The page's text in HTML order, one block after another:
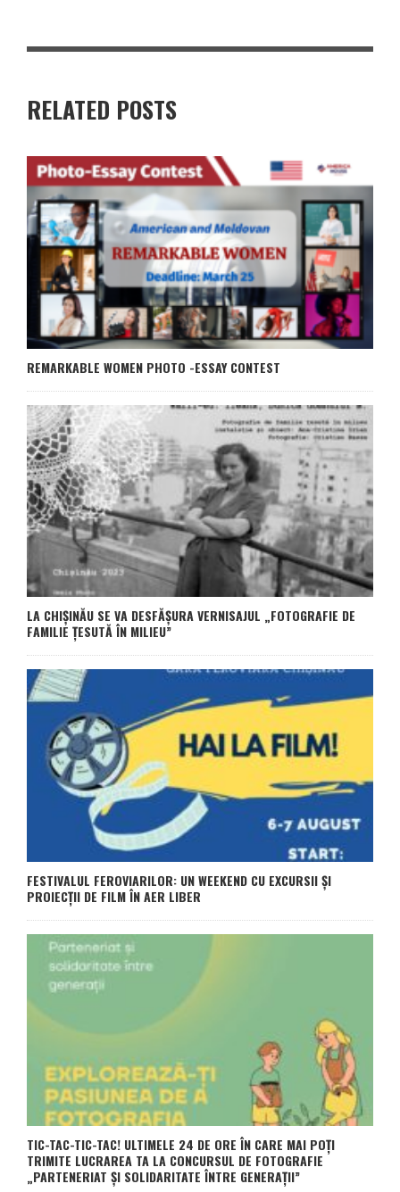
RELATED POSTS
REMARKABLE WOMEN PHOTO -ESSAY CONTEST
LA CHIȘINĂU SE VA DESFĂȘURA VERNISAJUL „FOTOGRAFIE DE
FAMILIE ȚESUTĂ ÎN MILIEU”
FESTIVALUL FEROVIARILOR: UN WEEKEND CU EXCURSII ȘI
PROIECȚII DE FILM ÎN AER LIBER
TIC-TAC-TIC-TAC! ULTIMELE 24 DE ORE ÎN CARE MAI POȚI
TRIMITE LUCRAREA TA LA CONCURSUL DE FOTOGRAFIE
„PARTENERIAT ȘI SOLIDARITATE ÎNTRE GENERAȚII”